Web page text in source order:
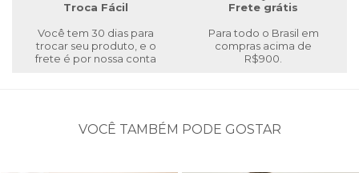
Troca Fácil
Você tem 30 dias para
trocar seu produto, e o
frete é por nossa conta
Frete grátis
Para todo o Brasil em
compras acima de
R$900.
VOCÊ TAMBÉM PODE GOSTAR